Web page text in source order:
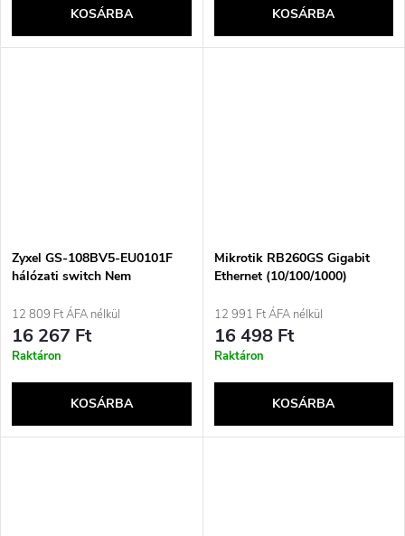
KOSÁRBA KOSÁRBA
Zyxel GS-108BV5-EU0101F
hálózati switch Nem
Ethernet (10/100/1000)
12 809 Ft ÁFA nélkül
16 267 Ft
Raktáron
KOSÁRBA
Mikrotik RB260GS Gigabit
Ethernet (10/100/1000)
Ethernet (PoE) Fehér
12 991 Ft ÁFA nélkül
16 498 Ft
Raktáron
KOSÁRBA